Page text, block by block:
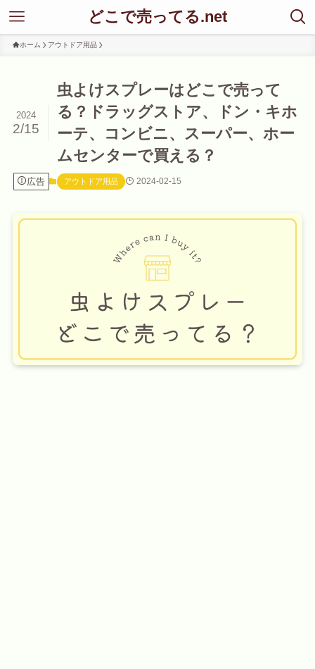
どこで売ってる.net
ホーム アウトドア用品
虫よけスプレーはどこで売って
る？ドラッグストア、ドン・キホ
ーテ、コンビニ、スーパー、ホー
ムセンターで買える？
2024
2/15
広告 アウトドア用品 2024-02-15